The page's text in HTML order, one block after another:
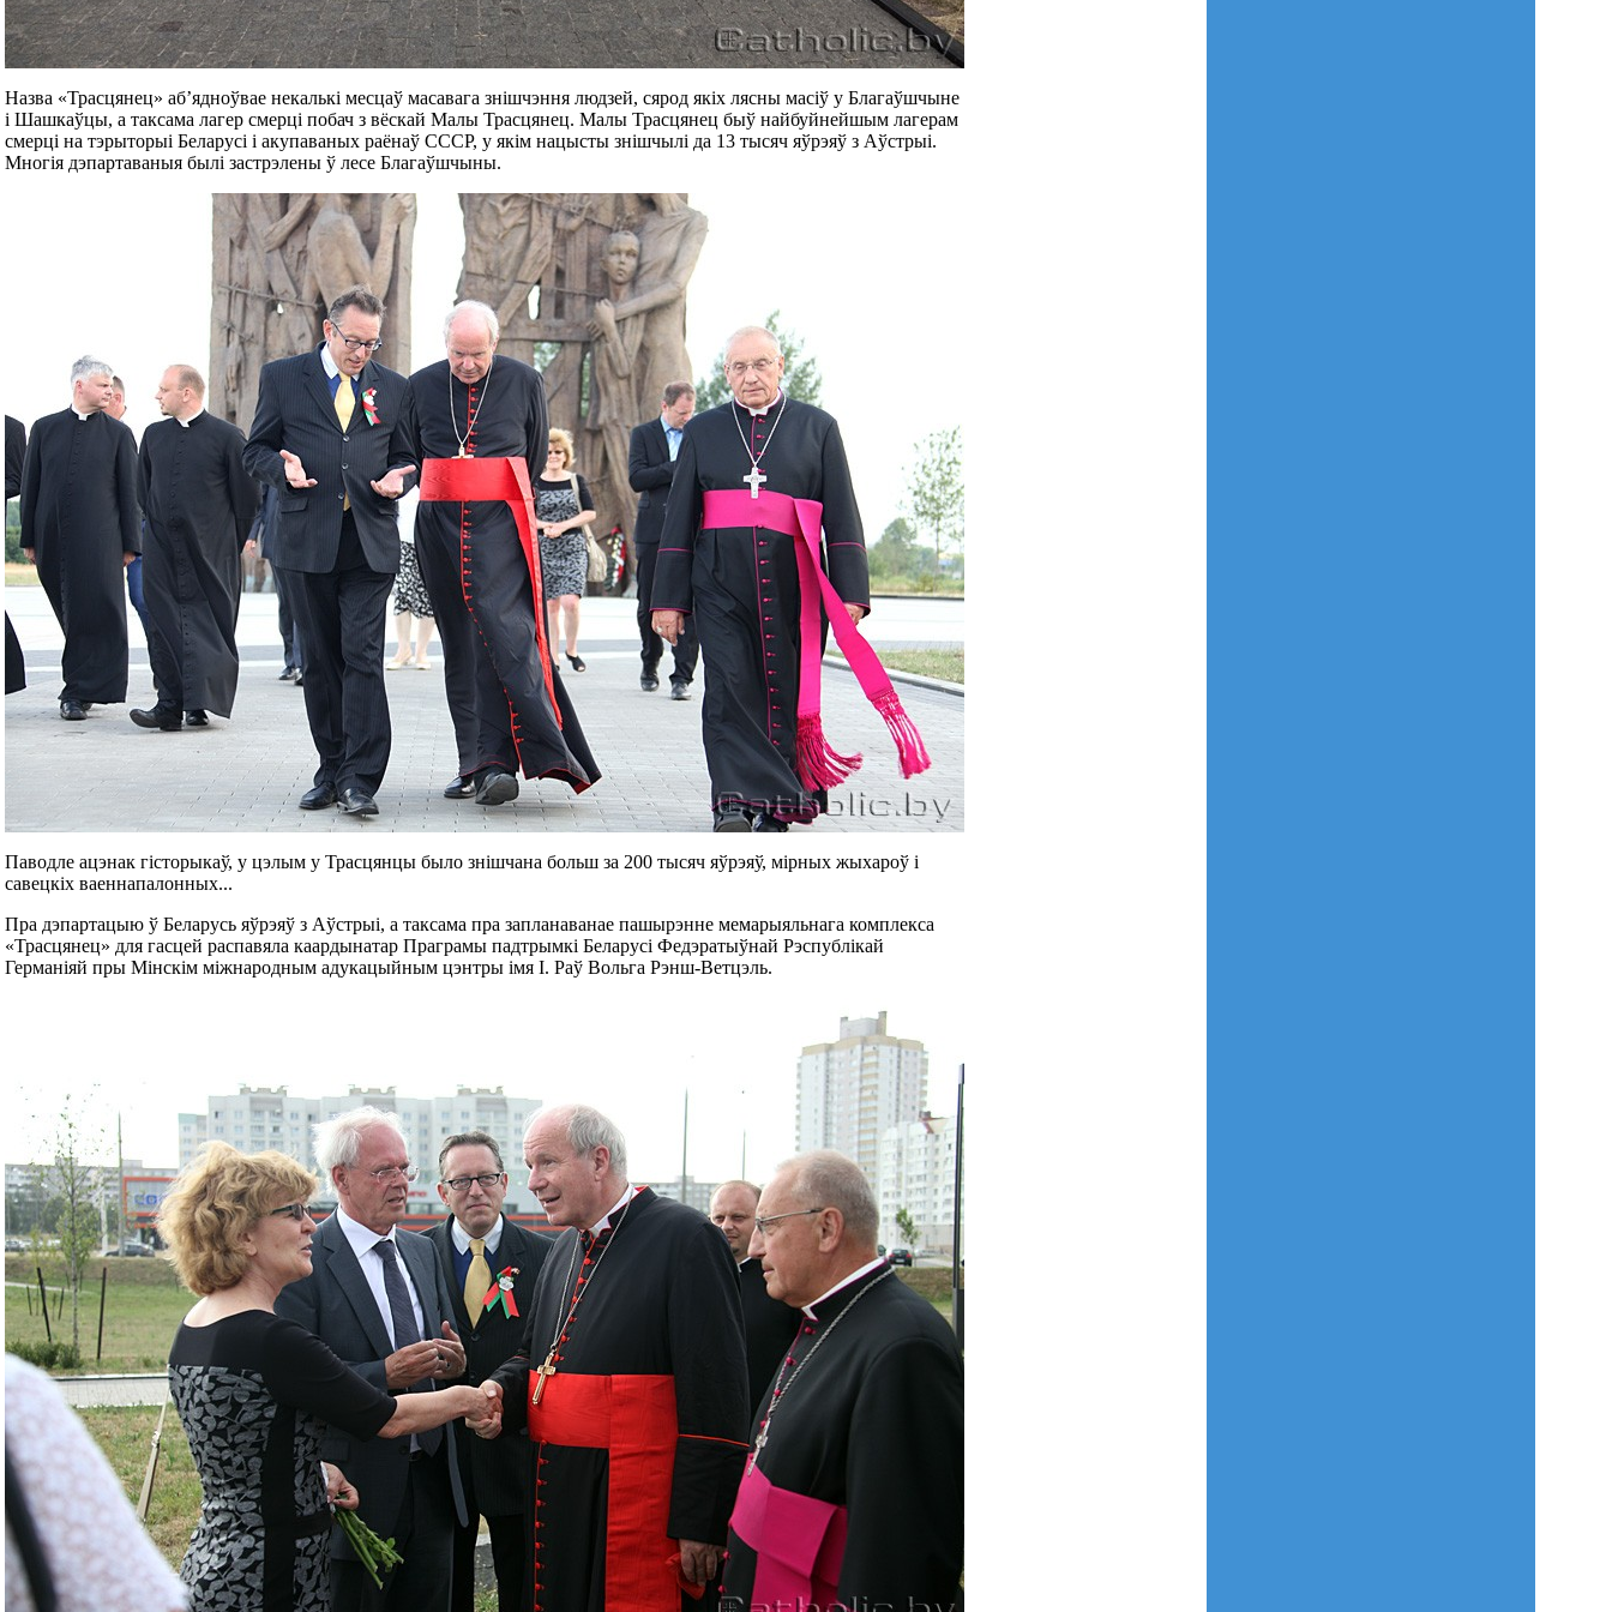
Назва «Трасцянец» аб’ядноўвае некалькі месцаў масавага знішчэння людзей, сярод якіх лясны масіў у Благаўшчыне
і Шашкаўцы, а таксама лагер смерці побач з вёскай Малы Трасцянец. Малы Трасцянец быў найбуйнейшым лагерам
смерці на тэрыторыі Беларусі і акупаваных раёнаў СССР, у якім нацысты знішчылі да 13 тысяч яўрэяў з Аўстрыі.
Многія дэпартаваныя былі застрэлены ў лесе Благаўшчыны.
Паводле ацэнак гісторыкаў, у цэлым у Трасцянцы было знішчана больш за 200 тысяч яўрэяў, мірных жыхароў і
савецкіх ваеннапалонных...
Пра дэпартацыю ў Беларусь яўрэяў з Аўстрыі, а таксама пра запланаванае пашырэнне мемарыяльнага комплекса
«Трасцянец» для гасцей распавяла каардынатар Праграмы падтрымкі Беларусі Федэратыўнай Рэспублікай
Германіяй пры Мінскім міжнародным адукацыйным цэнтры імя І. Раў Вольга Рэнш-Ветцэль.